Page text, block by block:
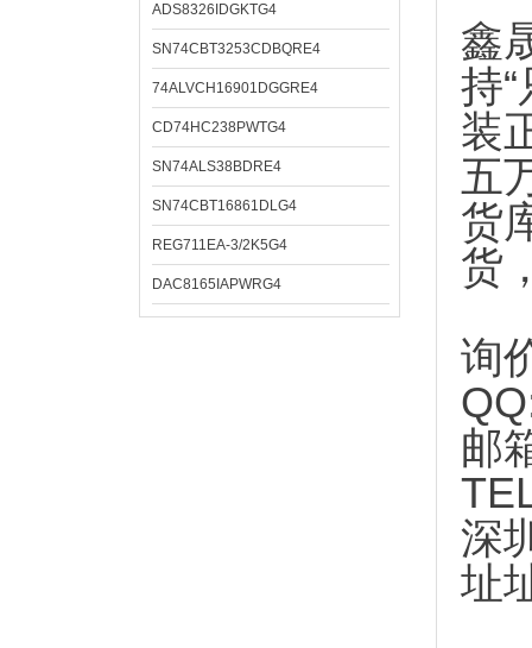
ADS8326IDGKTG4
SN74CBT3253CDBQRE4
74ALVCH16901DGGRE4
CD74HC238PWTG4
SN74ALS38BDRE4
SN74CBT16861DLG4
REG711EA-3/2K5G4
DAC8165IAPWRG4
鑫
持
装
五
货
货
询
邮
深
址